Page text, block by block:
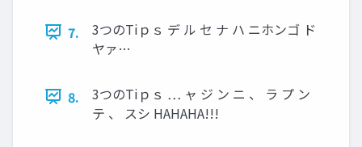
7.
3つのTiｐｓ デ ル セ ナ ハ ニホンゴ ド
ヤァ…
8.
3つのTiｐｓ … ャ ジ ン ニ 、 ラ プ ン
テ 、 スシ HAHAHA!!!